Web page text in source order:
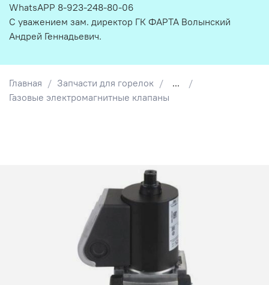
Главная Запчасти для горелок
...
Газовые электромагнитные клапаны
WhatsAPP 8-923-248-80-06
С уважением зам. директор ГК ФАРТА Волынский
Андрей Геннадьевич.